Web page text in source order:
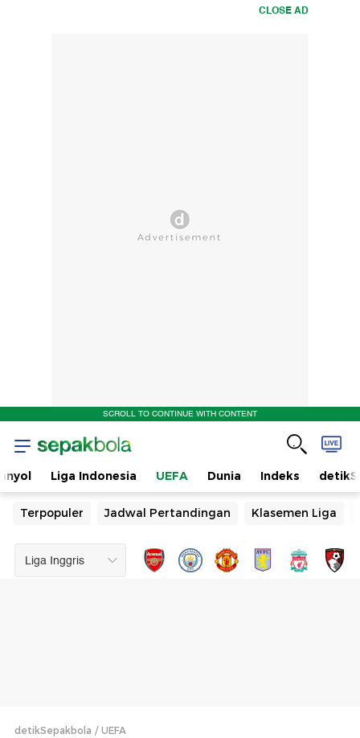
CLOSE AD
SCROLL TO CONTINUE WITH CONTENT
Liga Indonesia UEFA Dunia Indeks
Terpopuler Jadwal Pertandingan Klasemen Liga
detikSepakbola UEFA